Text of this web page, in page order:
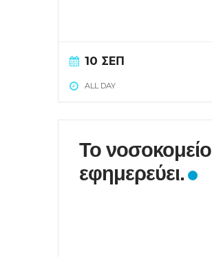
10 ΣΕΠ
ALL DAY
Το νοσοκομείο
εφημερεύει.